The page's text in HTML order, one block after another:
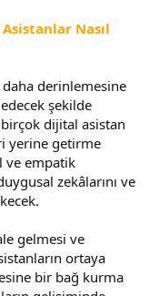
Nasıl
daha derinlemesine
şekilde
dijital asistan
yerine getirme
ve empatik
zekâlarını ve
gelmesi ve
ortaya
bir bağ kurma